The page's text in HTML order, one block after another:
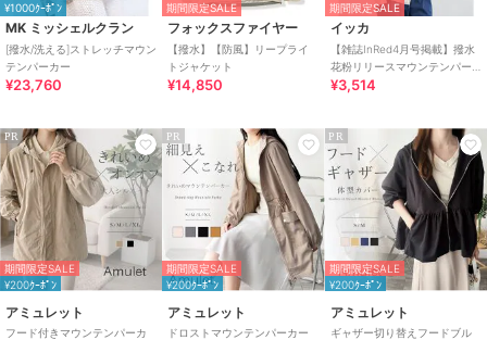
¥1000ｸｰﾎﾟﾝ
MK ミッシェルクラン
[撥水/洗える]ストレッチマウン
テンパーカー
¥23,760
期間限定SALE
フォックスファイヤー
【撥水】【防風】リープライ
トジャケット
¥14,850
期間限定SALE
イッカ
【雑誌InRed4月号掲載】撥水
花粉リリースマウンテンパー
カー【親子コーデ】
¥3,514
PR
期間限定SALE
¥200ｸｰﾎﾟﾝ
アミュレット
フード付きマウンテンパーカ
PR
期間限定SALE
¥200ｸｰﾎﾟﾝ
アミュレット
ドロストマウンテンパーカー
PR
期間限定SALE
¥200ｸｰﾎﾟﾝ
アミュレット
ギャザー切り替えフードブル